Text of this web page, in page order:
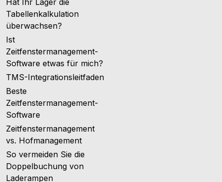
Tabellenkalkulation
überwachsen?
Ist
Zeitfenstermanagement-
Software etwas für mich?
TMS-Integrationsleitfaden
Beste
Zeitfenstermanagement-
Software
Zeitfenstermanagement
vs. Hofmanagement
So vermeiden Sie die
Doppelbuchung von
Laderampen